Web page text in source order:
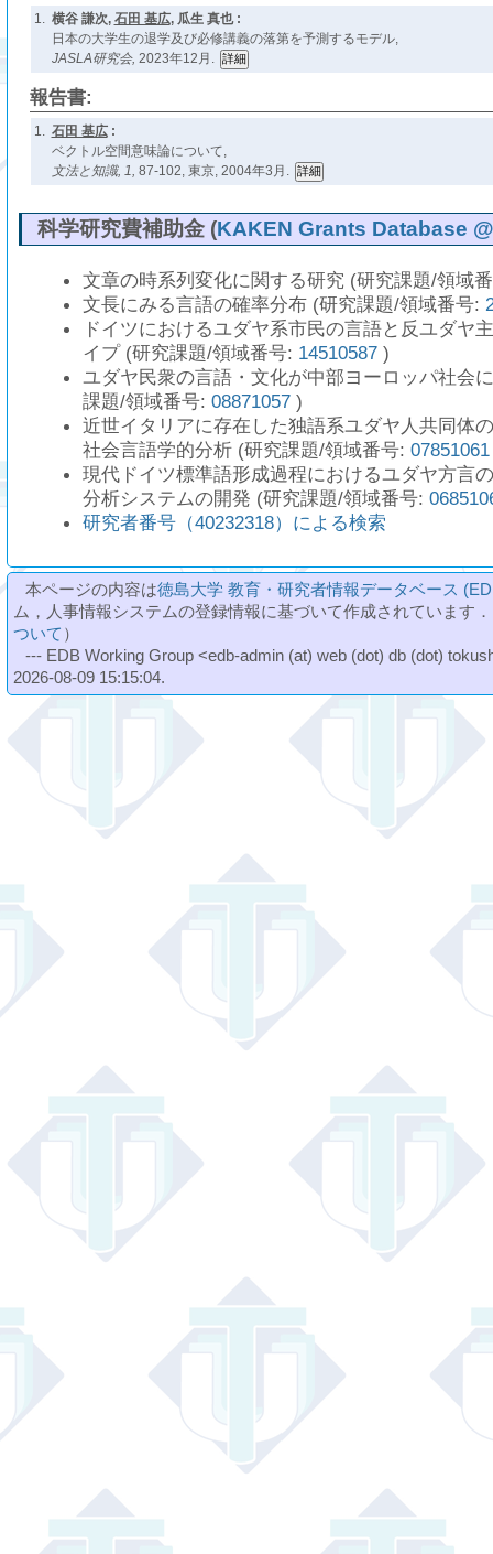
1. 横谷 謙次, 石田 基広, 瓜生 真也 :
日本の大学生の退学及び必修講義の落第を予測するモデル,
JASLA研究会, 2023年12月.
報告書:
1. 石田 基広:
ベクトル空間意味論について,
文法と知識, 1, 87-102, 東京, 2004年3月.
科学研究費補助金 (KAKEN Grants Database
文章の時系列変化に関する研究 (研究課題/領域
文長にみる言語の確率分布 (研究課題/領域番号:
ドイツにおけるユダヤ系市民の言語と反ユダヤ
イプ (研究課題/領域番号: 14510587 )
ユダヤ民衆の言語・文化が中部ヨーロッパ社会
課題/領域番号:08871057 )
近世イタリアに存在した独語系ユダヤ人共同体
社会言語学的分析 (研究課題/領域番号:07851061
現代ドイツ標準語形成過程におけるユダヤ方言
分析システムの開発 (研究課題/領域番号:
研究者番号（40232318）による検索
本ページの内容は徳島大学 教育・研究者情報データベース
ム，人事情報システムの登録情報に基づいて作成されています
ついて ）
--- EDB Working Group <edb-admin (at) web (dot) db (dot)
2026-08-09 15:15:04.